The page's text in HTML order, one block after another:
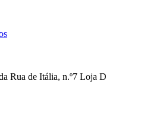
Rua de Itália, n.º7 Loja D